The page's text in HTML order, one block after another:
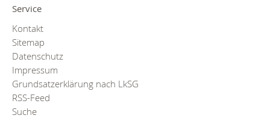
Service
Kontakt
Sitemap
Datenschutz
Impressum
Grundsatzerklärung nach LkSG
RSS-Feed
Suche